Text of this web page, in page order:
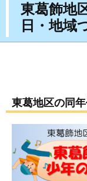
東葛飾地
日・地域
東葛地区の同